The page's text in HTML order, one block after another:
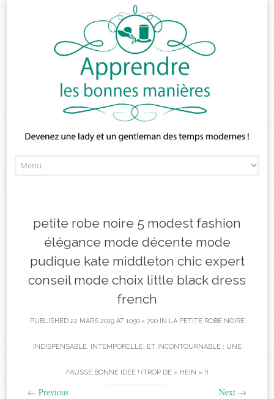
to
petite robe noire 5 modest fashion
élégance mode décente mode
pudique kate middleton chic expert
conseil mode choix little black dress
french
PUBLISHED 22 MARS 2019AT 1050 × 700IN LA PETITE ROBE NOIRE
INDISPENSABLE, INTEMPORELLE, ET INCONTOURNABLE : UNE
FAUSSE BONNE IDÉE ! (TROP DE « HEIN » !)
← Previous Next →